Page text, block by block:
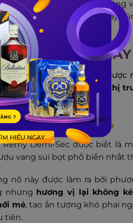
cao cấp khác nhưng chúng
toàn khi thưởng thức. Đây
và ưu tiên lựa chọn.
BIẾN HIỆN NAY
giá khác nhau, để chọn được
vang giá rẻ hàng đầu thị
vàng rơm độc đáo
Remy Demi-Sec được biết là
vang sủi bọt phổ biến nhất
nổ này được làm ra bởi
nhưng hương vị lại không
mẻ, tạo ấn tượng khó phai
tiên.